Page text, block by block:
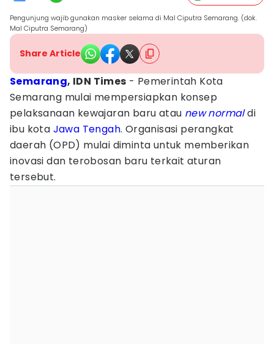
Pengunjung wajib gunakan masker selama di Mal Ciputra Semarang. (dok.
Mal Ciputra Semarang)
Share Article
Semarang, IDN Times - Pemerintah Kota
Semarang mulai mempersiapkan konsep
pelaksanaan kewajaran baru atau new normaldi
ibu kota Jawa Tengah. Organisasi perangkat
daerah (OPD) mulai diminta untuk memberikan
inovasi dan terobosan baru terkait aturan
tersebut.